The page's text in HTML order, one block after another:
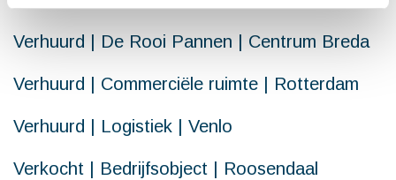
Verhuurd | De Rooi Pannen | Centrum Breda
Verhuurd | Commerciële ruimte | Rotterdam
Verhuurd | Logistiek | Venlo
Verkocht | Bedrijfsobject | Roosendaal